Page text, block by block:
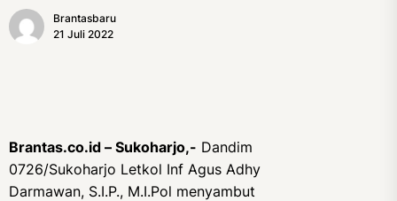
Brantasbaru
21 Juli 2022
Brantas.co.id – Sukoharjo,- Dandim
0726/Sukoharjo Letkol Inf Agus Adhy
Darmawan, S.I.P., M.I.Pol menyambut